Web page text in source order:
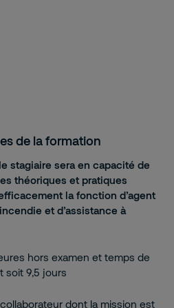
de la formation
stagiaire sera en capacité de
théoriques et pratiques
la fonction d’agent
et d’assistance à
hors examen et temps de
soit 9,5 jours
dont la mission est